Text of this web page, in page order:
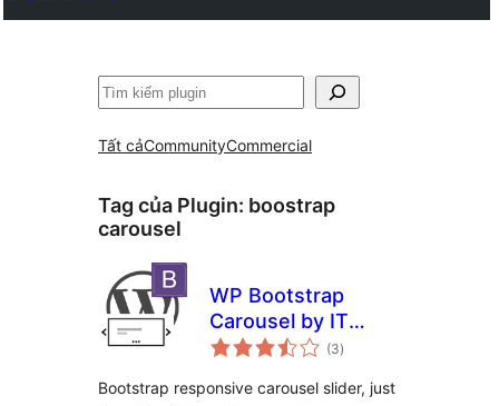
Tìm
Tất cảCommunityCommercial
Tag của Plugin: boostrap
carousel
WP Bootstrap
Carousel by IT
Pixelz
(3tổng
đánh
)
Bootstrap responsive carousel slider, just